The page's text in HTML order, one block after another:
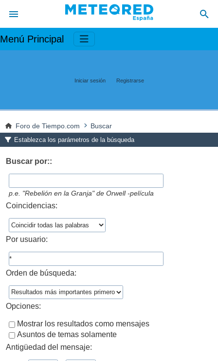
Menú Principal
Iniciar sesión Registrarse
Foro de Tiempo.com Buscar
Establezca los parámetros de la búsqueda
Buscar por::
p.e. "Rebelión en la Granja" de Orwell -película
Coincidencias:
Por usuario:
Orden de búsqueda:
Opciones:
Mostrar los resultados como mensajes
Asuntos de temas solamente
Antigüedad del mensaje: